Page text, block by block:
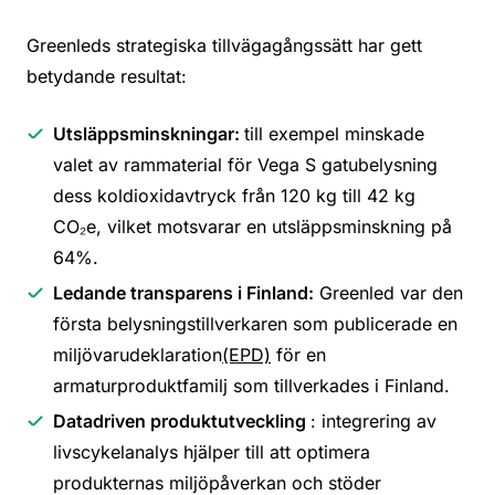
Greenleds strategiska tillvägagångssätt har gett
betydande resultat:
Utsläppsminskningar: till exempel minskade
valet av rammaterial för Vega S gatubelysning
dess koldioxidavtryck från 120 kg till 42 kg
CO₂e, vilket motsvarar en utsläppsminskning på
64%.
Ledande transparens i Finland: Greenled var den
första belysningstillverkaren som publicerade en
miljövarudeklaration(EPD) för en
armaturproduktfamilj som tillverkades i Finland.
Datadriven produktutveckling : integrering av
livscykelanalys hjälper till att optimera
produkternas miljöpåverkan och stöder